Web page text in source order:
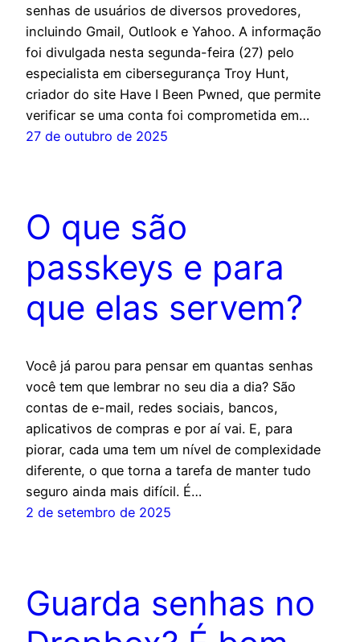
senhas de usuários de diversos provedores,
incluindo Gmail, Outlook e Yahoo. A informação
foi divulgada nesta segunda-feira (27) pelo
especialista em cibersegurança Troy Hunt,
criador do site Have I Been Pwned, que permite
verificar se uma conta foi comprometida em…
27 de outubro de 2025
O que são
passkeys e para
que elas servem?
Você já parou para pensar em quantas senhas
você tem que lembrar no seu dia a dia? São
contas de e-mail, redes sociais, bancos,
aplicativos de compras e por aí vai. E, para
piorar, cada uma tem um nível de complexidade
diferente, o que torna a tarefa de manter tudo
seguro ainda mais difícil. É…
2 de setembro de 2025
Guarda senhas no